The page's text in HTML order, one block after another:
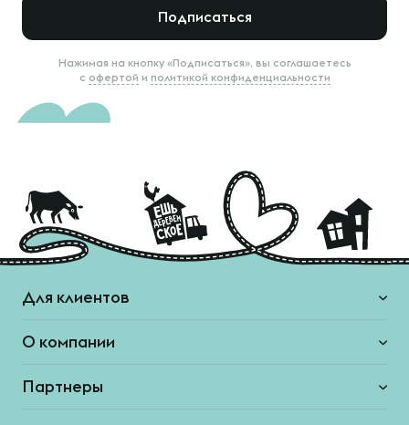
Подписаться
Нажимая на кнопку «Подписаться», вы соглашаетесь
с офертой и политикой конфиденциальности
Для клиентов
О компании
Партнеры